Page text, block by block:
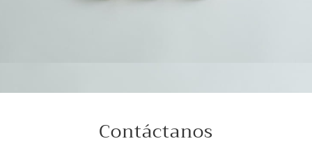
Contáctanos